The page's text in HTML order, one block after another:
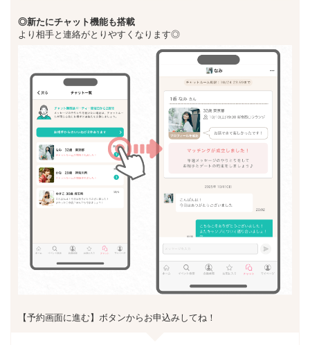
◎新たにチャット機能も搭載
より相手と連絡がとりやすくなります◎
【予約画面に進む】ボタンからお申込みしてね！